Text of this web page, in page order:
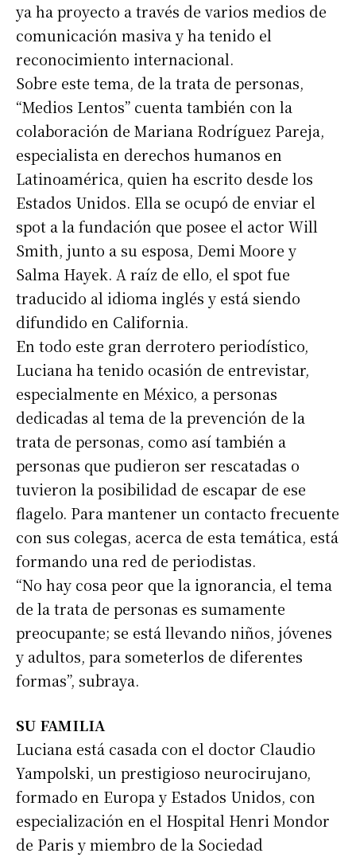
ya ha proyecto a través de varios medios de
comunicación masiva y ha tenido el
reconocimiento internacional.
Sobre este tema, de la trata de personas,
“Medios Lentos” cuenta también con la
colaboración de Mariana Rodríguez Pareja,
especialista en derechos humanos en
Latinoamérica, quien ha escrito desde los
Estados Unidos. Ella se ocupó de enviar el
spot a la fundación que posee el actor Will
Smith, junto a su esposa, Demi Moore y
Salma Hayek. A raíz de ello, el spot fue
traducido al idioma inglés y está siendo
difundido en California.
En todo este gran derrotero periodístico,
Luciana ha tenido ocasión de entrevistar,
especialmente en México, a personas
dedicadas al tema de la prevención de la
trata de personas, como así también a
personas que pudieron ser rescatadas o
tuvieron la posibilidad de escapar de ese
flagelo. Para mantener un contacto frecuente
con sus colegas, acerca de esta temática, está
formando una red de periodistas.
“No hay cosa peor que la ignorancia, el tema
de la trata de personas es sumamente
preocupante; se está llevando niños, jóvenes
y adultos, para someterlos de diferentes
formas”, subraya.
SU FAMILIA
Luciana está casada con el doctor Claudio
Yampolski, un prestigioso neurocirujano,
formado en Europa y Estados Unidos, con
especialización en el Hospital Henri Mondor
de Paris y miembro de la Sociedad